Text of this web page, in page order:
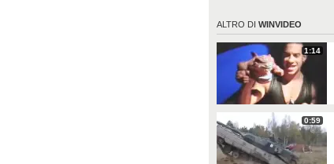
ALTRO DI WINVIDEO
1:14
0:59